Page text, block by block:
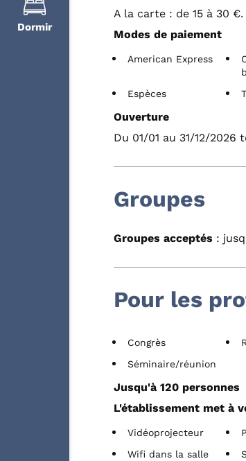
Dormir
A la carte : de 15 à 30 €.
Modes de paiement
American Express
Espèces
Ouverture
Du 01/01 au 31/12/2026
Groupes
Groupes acceptés :
Pour les
Congrès
Séminaire/réunion
Jusqu'à 120 personnes
L'établissement met à
Vidéoprojecteur
Wifi dans la salle